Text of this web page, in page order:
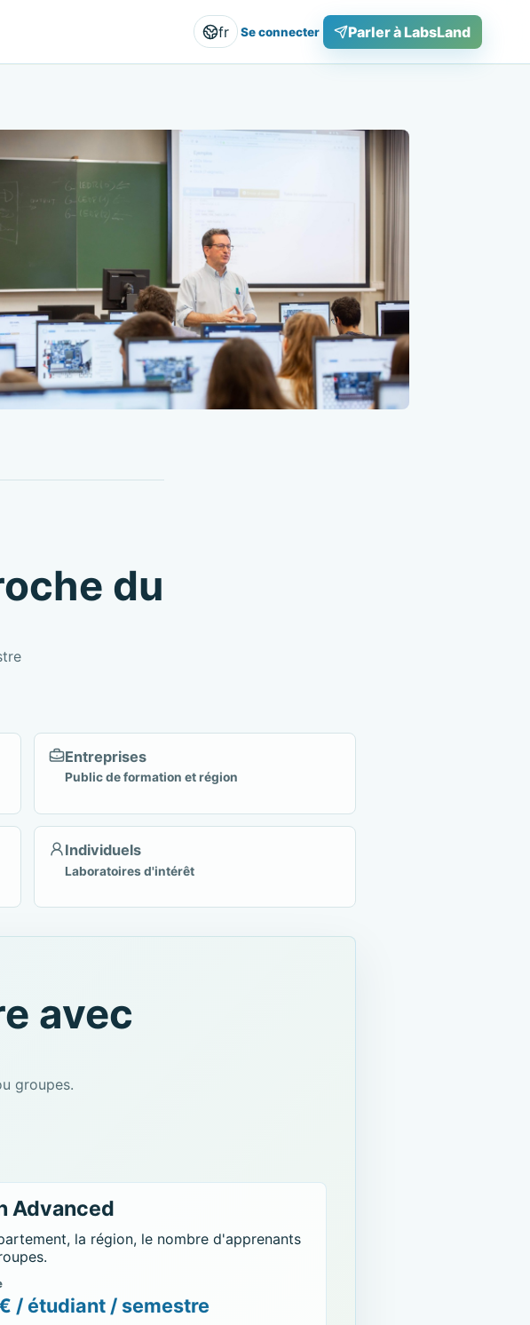
fr Se connecter Parler à LabsLand
du
Entreprises
Public de formation et région
Individuels
Laboratoires d'intérêt
avec
groupes.
Advanced
la région, le nombre d'apprenants
/ étudiant / semestre